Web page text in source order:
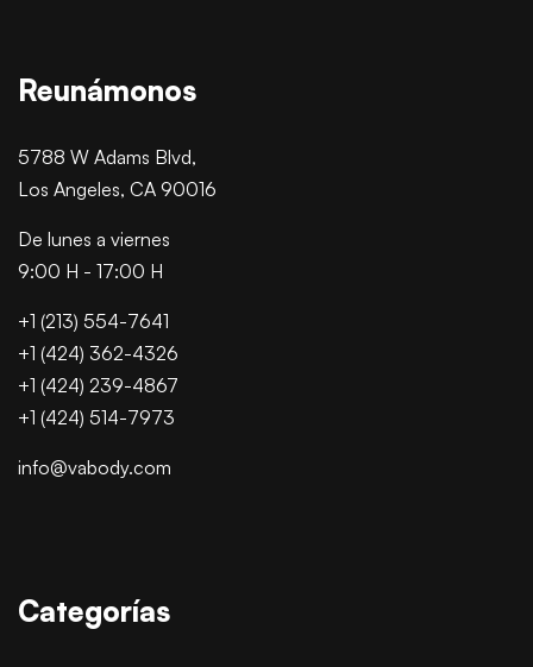
Reunámonos
5788 W Adams Blvd,
Los Angeles, CA 90016
De lunes a viernes
9:00 H - 17:00 H
+1 (213) 554-7641
+1 (424) 362-4326
+1 (424) 239-4867
+1 (424) 514-7973
info@vabody.com
Categorías